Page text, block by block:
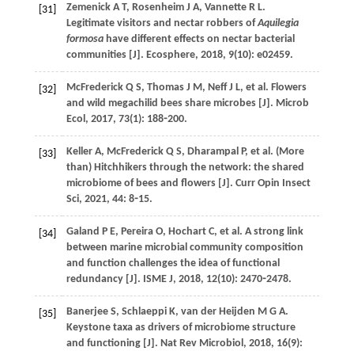
[31] Zemenick A T, Rosenheim J A, Vannette R L.
Legitimate visitors and nectar robbers ofAquilegia
formosahave different effects on nectar bacterial
communities [J]. Ecosphere, 2018, 9(10): e02459.
[32] McFrederick Q S, Thomas J M , Neff J L, et al . Flowers
and wild megachilid bees share microbes [J]. Microb
Ecol , 2017, 73(1): 188⁃200.
[33] Keller A, McFrederick Q S, Dharampal P, et al . (More
than) Hitchhikers through the network: the shared
microbiome of bees and flowers [J]. Curr Opin Insect
Sci, 2021, 44: 8⁃15.
[34] Galand P E, Pereira O, Hochart C, et al . A strong link
between marine microbial community composition
and function challenges the idea of functional
redundancy [J]. ISME J, 2018, 12(10): 2470⁃2478.
[35] Banerjee S, Schlaeppi K, van der Heijden M G A.
Keystone taxa as drivers of microbiome structure
and functioning [J]. Nat Rev Microbiol , 2018, 16(9):